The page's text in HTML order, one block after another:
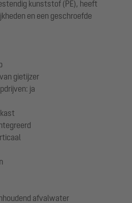
kunststof (PE), heeft
en een geschroefde
gietijzer
ja
afvalwater